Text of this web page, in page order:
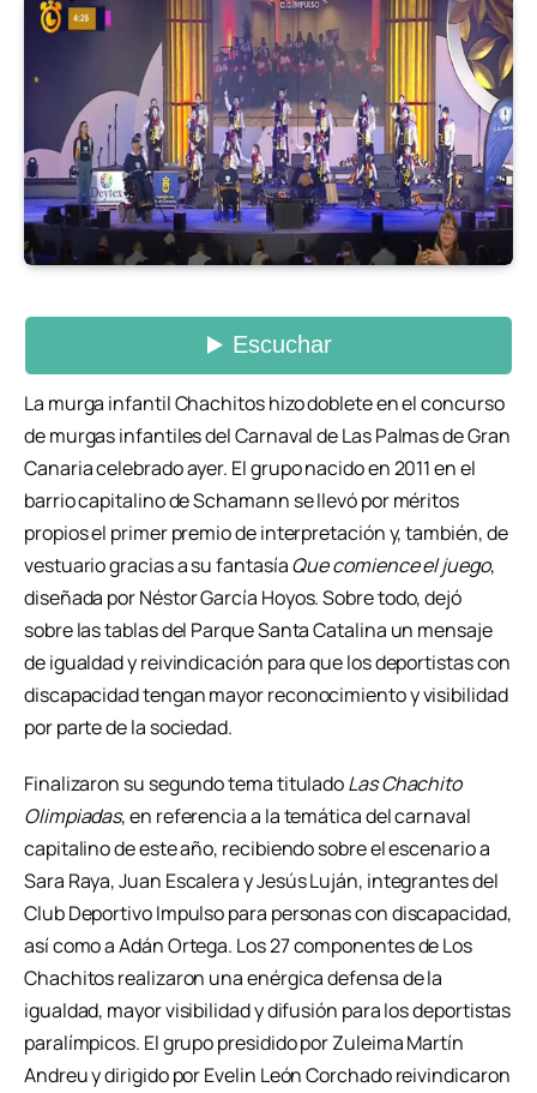
La murga infantil Chachitos hizo doblete en el concurso
de murgas infantiles del Carnaval de Las Palmas de Gran
Canaria celebrado ayer. El grupo nacido en 2011 en el
barrio capitalino de Schamann se llevó por méritos
propios el primer premio de interpretación y, también, de
vestuario gracias a su fantasíaQue comience el juego,
diseñada por Néstor García Hoyos. Sobre todo, dejó
sobre las tablas del Parque Santa Catalina un mensaje
de igualdad y reivindicación para que los deportistas con
discapacidad tengan mayor reconocimiento y visibilidad
por parte de la sociedad.
Finalizaron su segundo tema tituladoLas Chachito
Olimpiadas, en referencia a la temática del carnaval
capitalino de este año, recibiendo sobre el escenario a
Sara Raya, Juan Escalera y Jesús Luján, integrantes del
Club Deportivo Impulso para personas con discapacidad,
así como a Adán Ortega. Los 27 componentes de Los
Chachitos realizaron una enérgica defensa de la
igualdad, mayor visibilidad y difusión para los deportistas
paralímpicos. El grupo presidido por Zuleima Martín
Andreu y dirigido por Evelin León Corchado reivindicaron